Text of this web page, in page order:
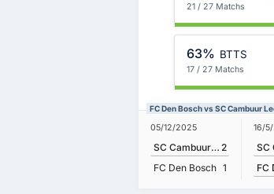
21 / 27 Matchs
63% BTTS
17 / 27 Matchs
FC Den Bosch vs SC Cambuur
05/12/2025
SC Cambuur Leeuwarden 2
FC Den Bosch 1
16/
FC